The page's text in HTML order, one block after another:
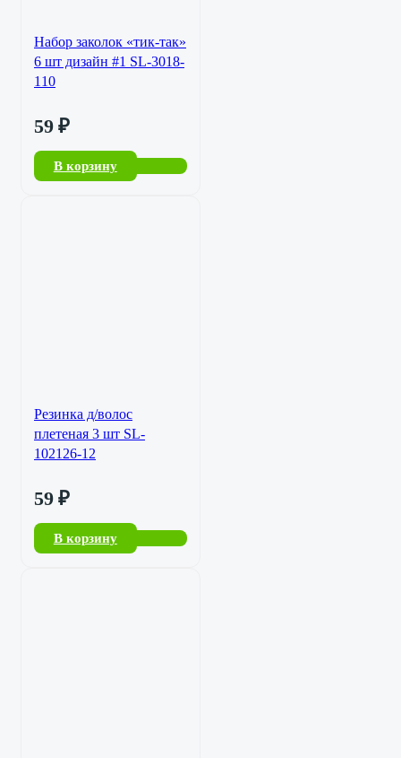
Набор заколок «тик-так»
6 шт дизайн #1 SL-3018-
110
59 ₽
В корзину
Резинка д/волос
плетеная 3 шт SL-
102126-12
59 ₽
В корзину